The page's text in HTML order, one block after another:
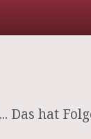
Das hat